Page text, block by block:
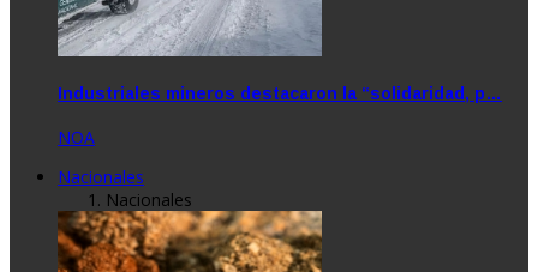
Industriales mineros destacaron la “solidaridad, p…
NOA
Nacionales
Nacionales